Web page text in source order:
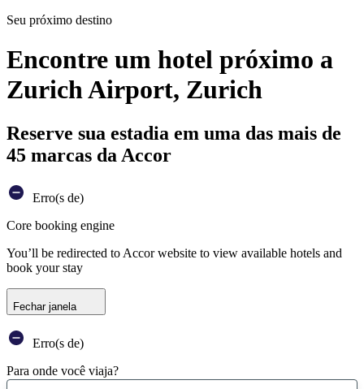
Seu próximo destino
Encontre um hotel próximo a
Zurich Airport, Zurich
Reserve sua estadia em uma das mais de
45 marcas da Accor
Erro(s de)
Core booking engine
You’ll be redirected to Accor website to view available hotels and
book your stay
Fechar janela
Erro(s de)
Para onde você viaja?